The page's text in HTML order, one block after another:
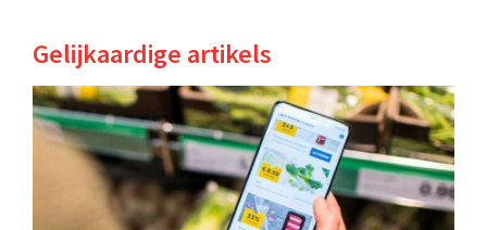
Gelijkaardige artikels